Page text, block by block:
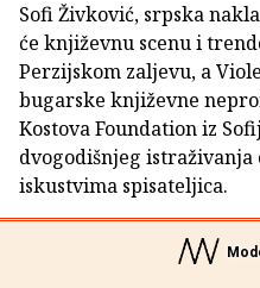
Sofi Živković, srpska
će književnu scenu i
Perzijskom zaljevu, a
bugarske književne
Kostova Foundation iz
dvogodišnjeg
iskustvima spisateljica.